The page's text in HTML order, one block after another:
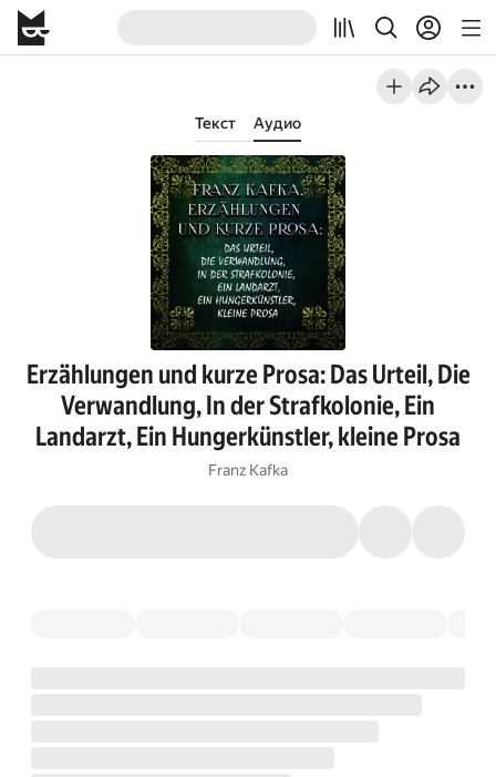
Текст Аудио
Erzählungen und kurze Prosa: Das Urteil, Die
Verwandlung, In der Strafkolonie, Ein
Landarzt, Ein Hungerkünstler, kleine Prosa
Franz Kafka